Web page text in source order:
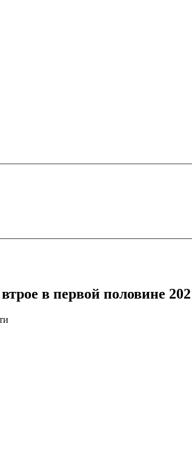
в первой половине